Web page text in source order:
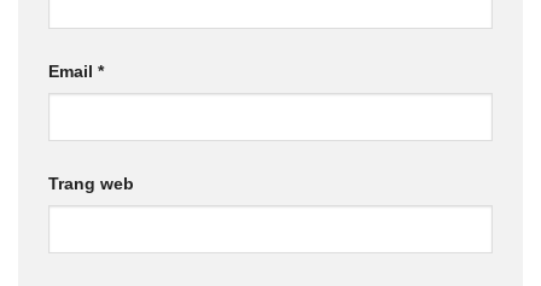
Email *
Trang web